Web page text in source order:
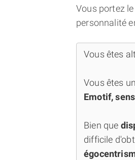
Vous portez
personnalité
Vous êtes
Vous êtes un
Emotif,
Bien que
difficile